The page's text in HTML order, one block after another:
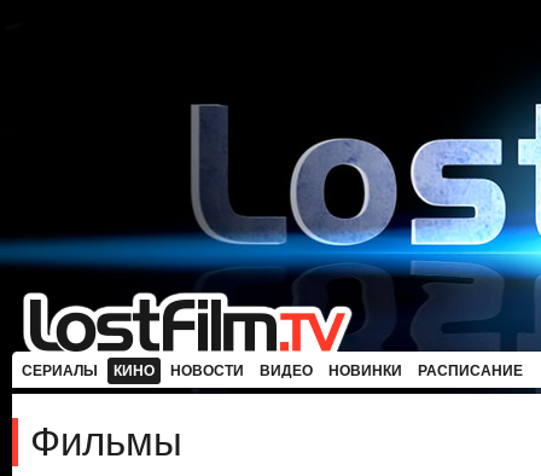
СЕРИАЛЫ КИНО НОВОСТИ ВИДЕО НОВИНКИ РАСПИСАНИЕ
Фильмы